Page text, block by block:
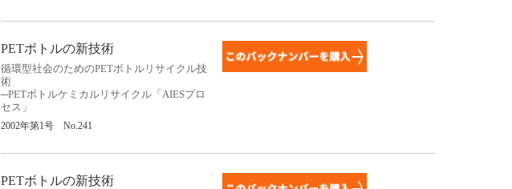
PETボトルの新技術
循環型社会のためのPETボトルリサイクル技
術
─PETボトルケミカルリサイクル「 AIESプロ
セス」
2002年第1号 No.241
PETボトルの新技術